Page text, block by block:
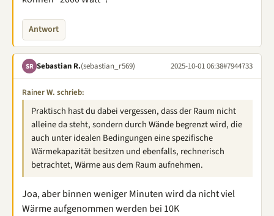
Antwort
SR Sebastian R.(sebastian_r569) 2025-10-01 06:38#7944733
Rainer W. schrieb:
Praktisch hast du dabei vergessen, dass der Raum nicht
alleine da steht, sondern durch Wände begrenzt wird, die
auch unter idealen Bedingungen eine spezifische
Wärmekapazität besitzen und ebenfalls, rechnerisch
betrachtet, Wärme aus dem Raum aufnehmen.
Joa, aber binnen weniger Minuten wird da nicht viel
Wärme aufgenommen werden bei 10K